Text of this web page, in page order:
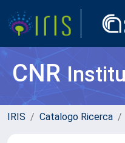
CNR
IRIS Catalogo Ricerca